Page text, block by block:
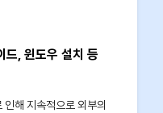
드, 윈도우 설치 등
해 지속적으로 외부의